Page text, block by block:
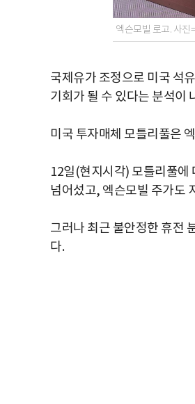
엑슨모빌 로고. 사진
국제유가 조정으로 미국 석
기회가 될 수 있다는 분석이
미국 투자매체 모틀리풀은
12일(현지시각) 모틀리풀에
넘어섰고, 엑슨모빌 주가도
그러나 최근 불안정한 휴전
다.